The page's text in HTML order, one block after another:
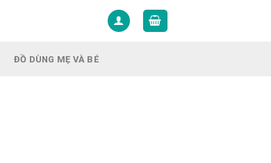
ĐỒ DÙNG MẸ VÀ BÉ